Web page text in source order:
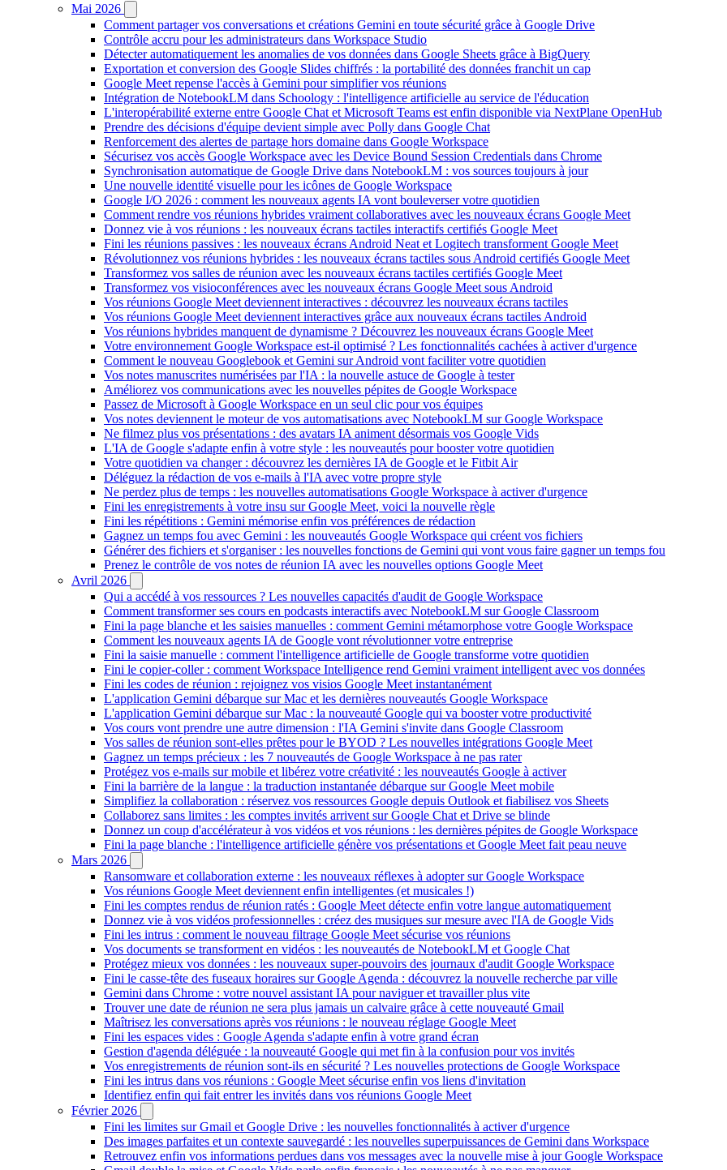
Mai 2026
Comment partager vos conversations et créations Gemini en toute sécurité grâce à Google Drive
Contrôle accru pour les administrateurs dans Workspace Studio
Détecter automatiquement les anomalies de vos données dans Google Sheets grâce à BigQuery
Exportation et conversion des Google Slides chiffrés : la portabilité des données franchit un cap
Google Meet repense l'accès à Gemini pour simplifier vos réunions
Intégration de NotebookLM dans Schoology : l'intelligence artificielle au service de l'éducation
L'interopérabilité externe entre Google Chat et Microsoft Teams est enfin disponible via NextPlane OpenHub
Prendre des décisions d'équipe devient simple avec Polly dans Google Chat
Renforcement des alertes de partage hors domaine dans Google Workspace
Sécurisez vos accès Google Workspace avec les Device Bound Session Credentials dans Chrome
Synchronisation automatique de Google Drive dans NotebookLM : vos sources toujours à jour
Une nouvelle identité visuelle pour les icônes de Google Workspace
Google I/O 2026 : comment les nouveaux agents IA vont bouleverser votre quotidien
Comment rendre vos réunions hybrides vraiment collaboratives avec les nouveaux écrans Google Meet
Donnez vie à vos réunions : les nouveaux écrans tactiles interactifs certifiés Google Meet
Fini les réunions passives : les nouveaux écrans Android Neat et Logitech transforment Google Meet
Révolutionnez vos réunions hybrides : les nouveaux écrans tactiles sous Android certifiés Google Meet
Transformez vos salles de réunion avec les nouveaux écrans tactiles certifiés Google Meet
Transformez vos visioconférences avec les nouveaux écrans Google Meet sous Android
Vos réunions Google Meet deviennent interactives : découvrez les nouveaux écrans tactiles
Vos réunions Google Meet deviennent interactives grâce aux nouveaux écrans tactiles Android
Vos réunions hybrides manquent de dynamisme ? Découvrez les nouveaux écrans Google Meet
Votre environnement Google Workspace est-il optimisé ? Les fonctionnalités cachées à activer d'urgence
Comment le nouveau Googlebook et Gemini sur Android vont faciliter votre quotidien
Vos notes manuscrites numérisées par l'IA : la nouvelle astuce de Google à tester
Améliorez vos communications avec les nouvelles pépites de Google Workspace
Passez de Microsoft à Google Workspace en un seul clic pour vos équipes
Vos notes deviennent le moteur de vos automatisations avec NotebookLM sur Google Workspace
Ne filmez plus vos présentations : des avatars IA animent désormais vos Google Vids
L'IA de Google s'adapte enfin à votre style : les nouveautés pour booster votre quotidien
Votre quotidien va changer : découvrez les dernières IA de Google et le Fitbit Air
Déléguez la rédaction de vos e-mails à l'IA avec votre propre style
Ne perdez plus de temps : les nouvelles automatisations Google Workspace à activer d'urgence
Fini les enregistrements à votre insu sur Google Meet, voici la nouvelle règle
Fini les répétitions : Gemini mémorise enfin vos préférences de rédaction
Gagnez un temps fou avec Gemini : les nouveautés Google Workspace qui créent vos fichiers
Générer des fichiers et s'organiser : les nouvelles fonctions de Gemini qui vont vous faire gagner un temps fou
Prenez le contrôle de vos notes de réunion IA avec les nouvelles options Google Meet
Avril 2026
Qui a accédé à vos ressources ? Les nouvelles capacités d'audit de Google Workspace
Comment transformer ses cours en podcasts interactifs avec NotebookLM sur Google Classroom
Fini la page blanche et les saisies manuelles : comment Gemini métamorphose votre Google Workspace
Comment les nouveaux agents IA de Google vont révolutionner votre entreprise
Fini la saisie manuelle : comment l'intelligence artificielle de Google transforme votre quotidien
Fini le copier-coller : comment Workspace Intelligence rend Gemini vraiment intelligent avec vos données
Fini les codes de réunion : rejoignez vos visios Google Meet instantanément
L'application Gemini débarque sur Mac et les dernières nouveautés Google Workspace
L'application Gemini débarque sur Mac : la nouveauté Google qui va booster votre productivité
Vos cours vont prendre une autre dimension : l'IA Gemini s'invite dans Google Classroom
Vos salles de réunion sont-elles prêtes pour le BYOD ? Les nouvelles intégrations Google Meet
Gagnez un temps précieux : les 7 nouveautés de Google Workspace à ne pas rater
Protégez vos e-mails sur mobile et libérez votre créativité : les nouveautés Google à activer
Fini la barrière de la langue : la traduction instantanée débarque sur Google Meet mobile
Simplifiez la collaboration : réservez vos ressources Google depuis Outlook et fiabilisez vos Sheets
Collaborez sans limites : les comptes invités arrivent sur Google Chat et Drive se blinde
Donnez un coup d'accélérateur à vos vidéos et vos réunions : les dernières pépites de Google Workspace
Fini la page blanche : l'intelligence artificielle génère vos présentations et Google Meet fait peau neuve
Mars 2026
Ransomware et collaboration externe : les nouveaux réflexes à adopter sur Google Workspace
Vos réunions Google Meet deviennent enfin intelligentes (et musicales !)
Fini les comptes rendus de réunion ratés : Google Meet détecte enfin votre langue automatiquement
Donnez vie à vos vidéos professionnelles : créez des musiques sur mesure avec l'IA de Google Vids
Fini les intrus : comment le nouveau filtrage Google Meet sécurise vos réunions
Vos documents se transforment en vidéos : les nouveautés de NotebookLM et Google Chat
Protégez mieux vos données : les nouveaux super-pouvoirs des journaux d'audit Google Workspace
Fini le casse-tête des fuseaux horaires sur Google Agenda : découvrez la nouvelle recherche par ville
Gemini dans Chrome : votre nouvel assistant IA pour naviguer et travailler plus vite
Trouver une date de réunion ne sera plus jamais un calvaire grâce à cette nouveauté Gmail
Maîtrisez les conversations après vos réunions : le nouveau réglage Google Meet
Fini les espaces vides : Google Agenda s'adapte enfin à votre grand écran
Gestion d'agenda déléguée : la nouveauté Google qui met fin à la confusion pour vos invités
Vos enregistrements de réunion sont-ils en sécurité ? Les nouvelles protections de Google Workspace
Fini les intrus dans vos réunions : Google Meet sécurise enfin vos liens d'invitation
Identifiez enfin qui fait entrer les invités dans vos réunions Google Meet
Février 2026
Fini les limites sur Gmail et Google Drive : les nouvelles fonctionnalités à activer d'urgence
Des images parfaites et un contexte sauvegardé : les nouvelles superpuissances de Gemini dans Workspace
Retrouvez enfin vos informations perdues dans vos messages avec la nouvelle mise à jour Google Workspace